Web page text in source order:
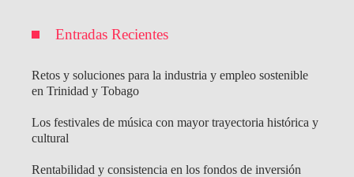
Entradas Recientes
Retos y soluciones para la industria y empleo sostenible
en Trinidad y Tobago
Los festivales de música con mayor trayectoria histórica y
cultural
Rentabilidad y consistencia en los fondos de inversión